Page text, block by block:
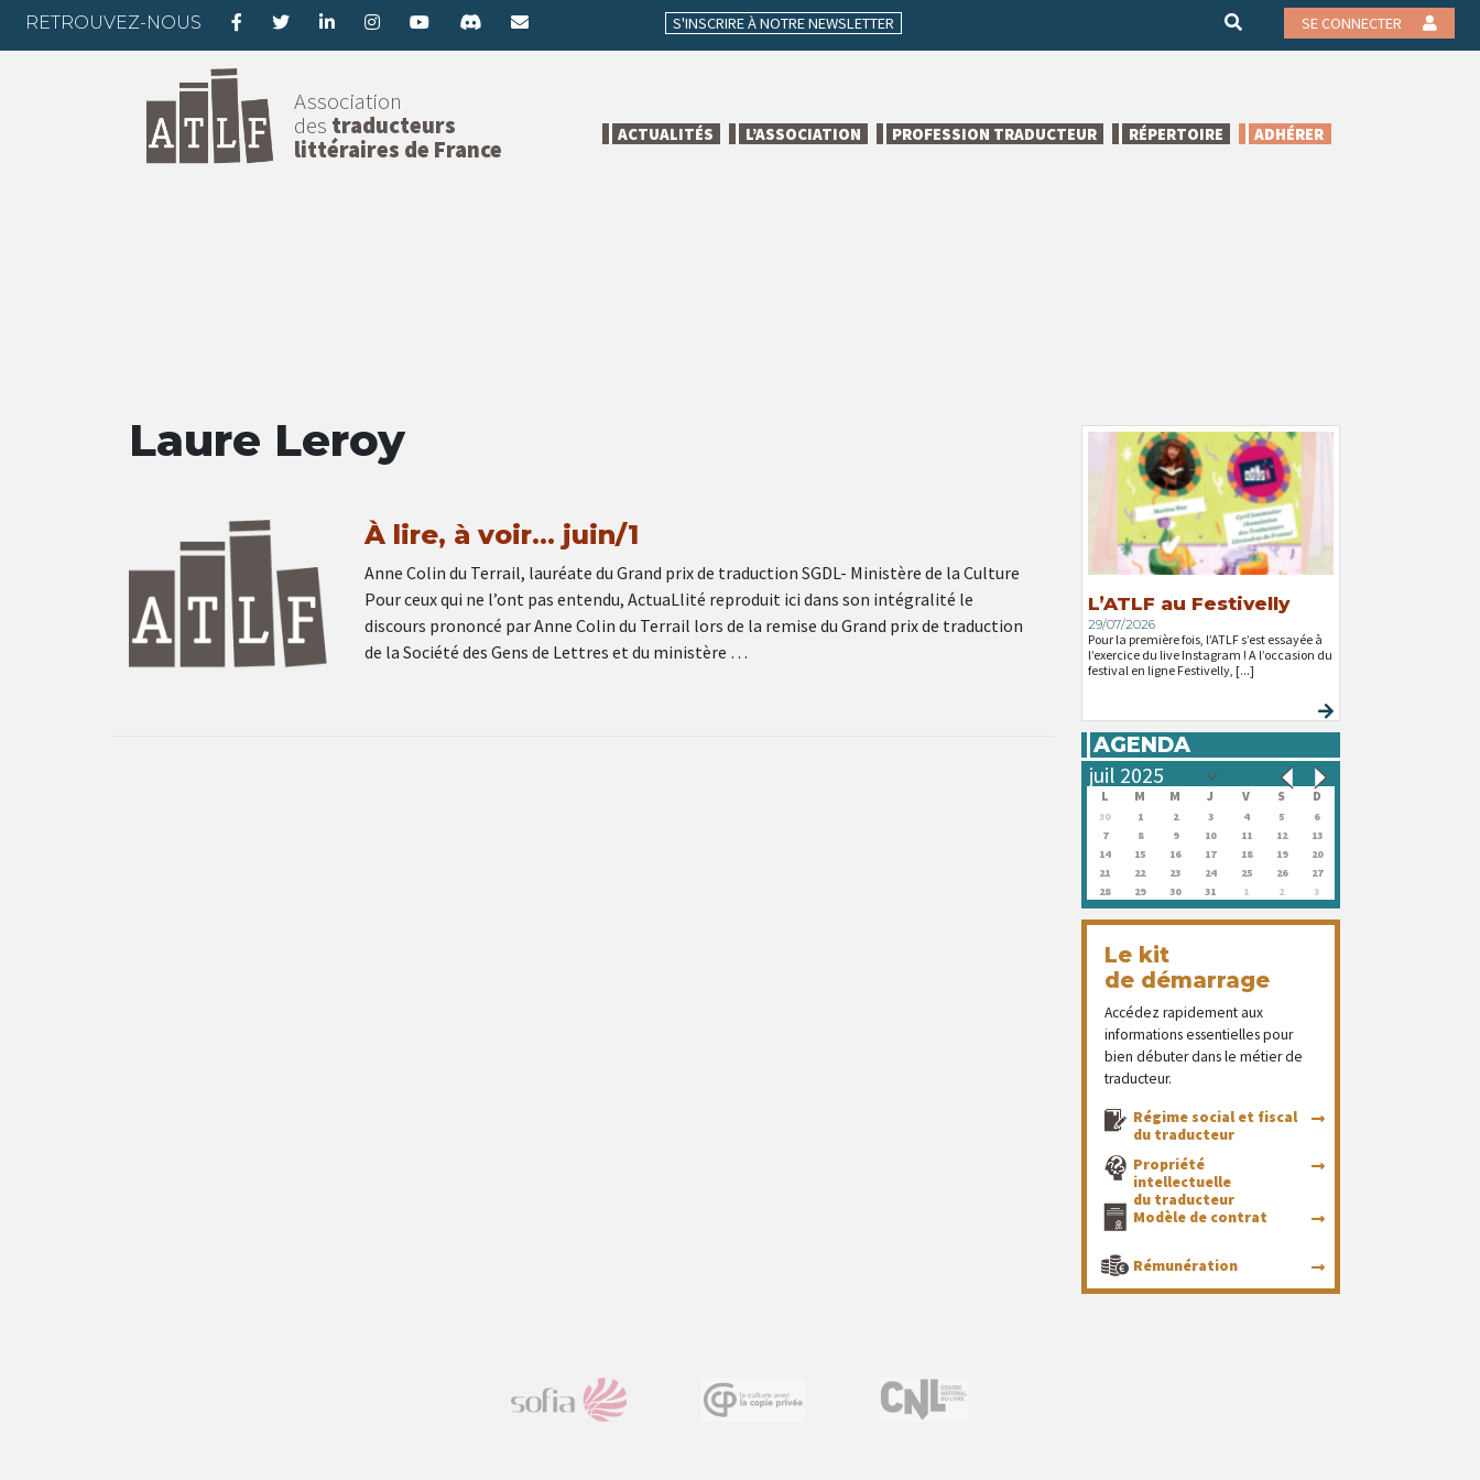
RETROUVEZ-NOUS S'INSCRIRE À NOTRE NEWSLETTER SE CONNECTER
Association
des traducteurs
littéraires de France
ACTUALITÉS L’ASSOCIATION PROFESSION TRADUCTEUR RÉPERTOIRE ADHÉRER
Laure Leroy
À lire, à voir… juin/1
Anne Colin du Terrail, lauréate du Grand prix de traduction SGDL- Ministère de la Culture
Pour ceux qui ne l’ont pas entendu, ActuaLlité reproduit ici dans son intégralité le
discours prononcé par Anne Colin du Terrail lors de la remise du Grand prix de traduction
de la Société des Gens de Lettres et du ministère …
L’ATLF au Festivelly
29/07/2026
Pour la première fois, l’ATLF s’est essayée à
l’exercice du live Instagram ! A l’occasion du
festival en ligne Festivelly, [...]
AGENDA
L M M J V S D
30 1 2 3 4 5
6
7
8 9 10 11 12
13
14
15 16 17 18 19
20
21
22 23 24 25 26
27
28
29 30 31 1 2 3
Le kit
de démarrage
Accédez rapidement aux
informations essentielles pour
bien débuter dans le métier de
traducteur.
Régime social et fiscal
du traducteur
Propriété
intellectuelle
du traducteur
Modèle de contrat
Rémunération